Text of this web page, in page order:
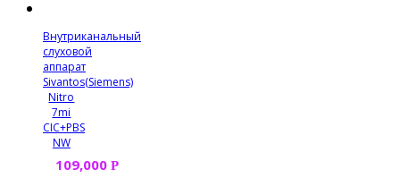
Внутриканальный
слуховой
аппарат
Sivantos(Siemens)
Nitro
7mi
CIC+PBS
NW
109,000 Р